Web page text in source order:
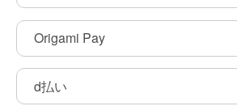
Origami Pay
d払い